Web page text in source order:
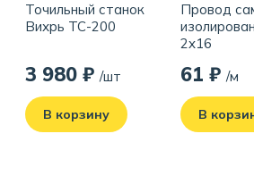
Точильный станок
Вихрь ТС-200
3 980 ₽ /шт
В корзину
Провод
2x16
61 ₽ /м
В